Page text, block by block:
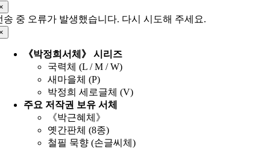
송 중 오류가 발생했습니다. 다시 시도해 주세요.
《박정희서체》 시리즈
국력체 (L / M / W)
새마을체 (P)
박정희 세로글체 (V)
주요 저작권 보유 서체
《박근혜체》
옛간판체 (8종)
철필 묵향 (손글씨체)